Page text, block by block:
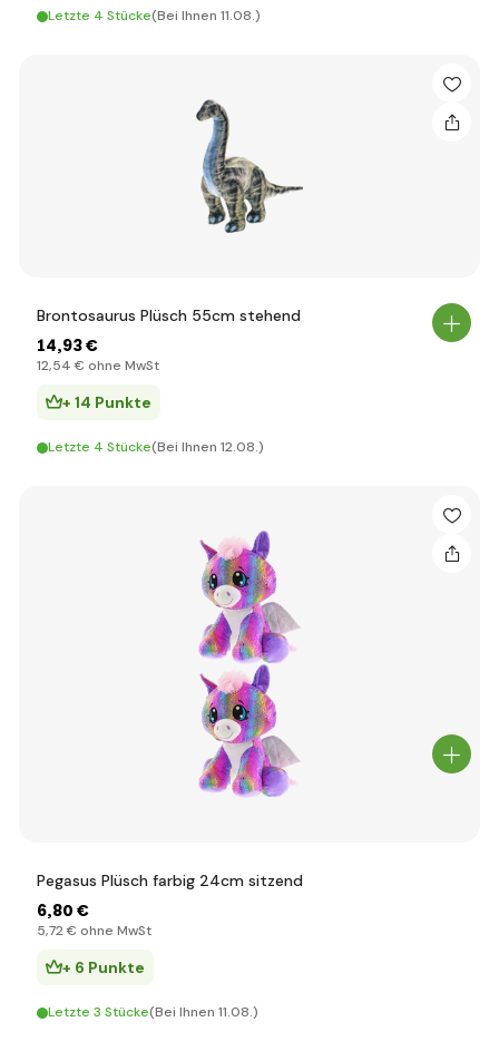
Letzte 4 Stücke(Bei Ihnen 11.08.)
Brontosaurus Plüsch 55cm stehend
14,93 €
12,54 € ohne MwSt
+ 14 Punkte
Letzte 4 Stücke(Bei Ihnen 12.08.)
Pegasus Plüsch farbig 24cm sitzend
6,80 €
5,72 € ohne MwSt
+ 6 Punkte
Letzte 3 Stücke(Bei Ihnen 11.08.)